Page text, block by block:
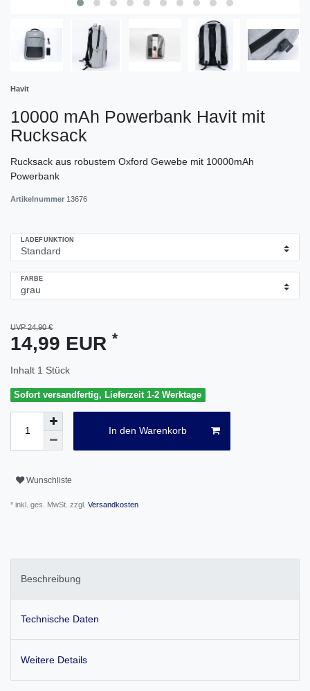
Havit
10000 mAh Powerbank Havit mit
Rucksack
Rucksack aus robustem Oxford Gewebe mit 10000mAh
Powerbank
Artikelnummer 13676
LADEFUNKTION
FARBE
UVP 24,90 €
14,99 EUR *
Inhalt 1 Stück
Sofort versandfertig, Lieferzeit 1-2 Werktage
In den Warenkorb
Wunschliste
* inkl. ges. MwSt. zzgl. Versandkosten
Beschreibung
Technische Daten
Weitere Details